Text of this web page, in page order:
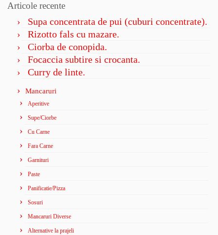
Articole recente
Supa concentrata de pui (cuburi concentrate).
Rizotto fals cu mazare.
Ciorba de conopida.
Focaccia subtire si crocanta.
Curry de linte.
Mancaruri
Aperitive
Supe/Ciorbe
Cu Carne
Fara Carne
Garnituri
Paste
Panificatie/Pizza
Sosuri
Mancaruri Diverse
Alternative la prajeli